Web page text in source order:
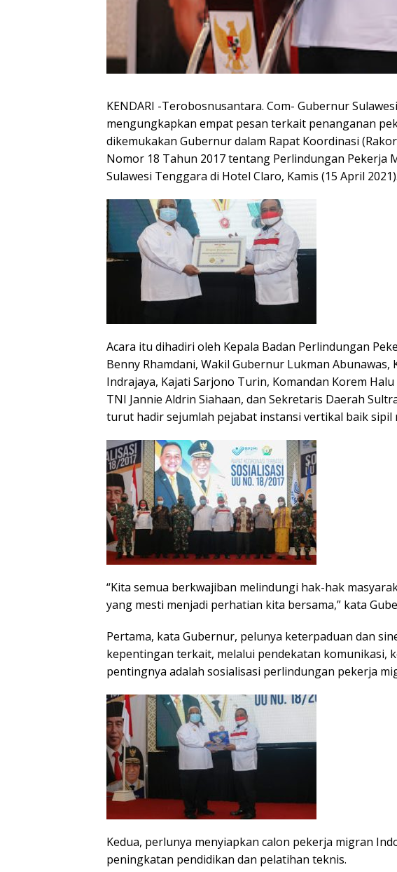
KENDARI -Terobosnusantara. Com- Gubernur
mengungkapkan empat pesan terkait penanganan
dikemukakan Gubernur dalam Rapat Koordinasi
Nomor 18 Tahun 2017 tentang Perlindungan Pekerja
Sulawesi Tenggara di Hotel Claro, Kamis (15 April 2021).
Acara itu dihadiri oleh Kepala Badan Perlindungan
Benny Rhamdani, Wakil Gubernur Lukman Abunawas,
Indrajaya, Kajati Sarjono Turin, Komandan Korem
TNI Jannie Aldrin Siahaan, dan Sekretaris Daerah
turut hadir sejumlah pejabat instansi vertikal baik sipil
“Kita semua berkwajiban melindungi hak-hak
yang mesti menjadi perhatian kita bersama,” kata
Pertama, kata Gubernur, pelunya keterpaduan dan
kepentingan terkait, melalui pendekatan komunikasi,
pentingnya adalah sosialisasi perlindungan pekerja
Kedua, perlunya menyiapkan calon pekerja migran
peningkatan pendidikan dan pelatihan teknis.